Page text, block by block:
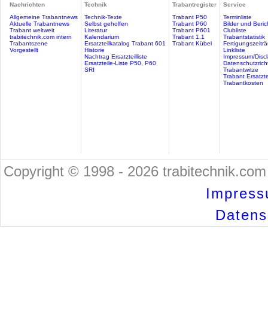
Nachrichten
Allgemeine Trabantnews
Aktuelle Trabantnews
Trabant weltweit
trabitechnik.com intern
Trabantszene
Vorgestellt
Technik
Technik-Texte
Selbst geholfen
Literatur
Kalendarium
Ersatzteilkatalog Trabant 601
Historie
Nachtrag Ersatzteilliste
Ersatzteile-Liste P50, P60
SRI
Trabantregister
Trabant P50
Trabant P60
Trabant P601
Trabant 1.1
Trabant Kübel
Service
Terminliste
Bilder und
Clubliste
Trabantstatistik
Linkliste
Impressum/
Trabantwitze
Trabant
Trabantkosten
Copyright © 1998 - 2026